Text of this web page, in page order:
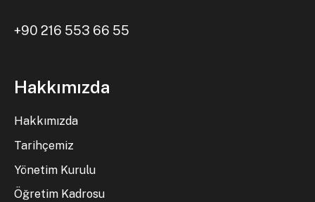
+90 216 553 66 55
Hakkımızda
Hakkımızda
Tarihçemiz
Yönetim Kurulu
Öğretim Kadrosu